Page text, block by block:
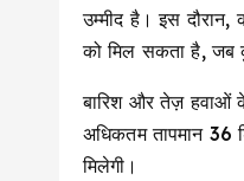
उम्मीद है। इस
को मिल सकता है, जब
बारिश और तेज़ हवाओं
अधिकतम तापमान 36
मिलेगी।